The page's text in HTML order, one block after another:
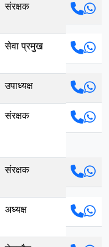
संरक्षक
सेवा प्रमुख
उपाध्यक्ष
संरक्षक
संरक्षक
अध्यक्ष